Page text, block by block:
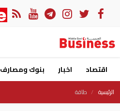
اقتصاد اخبار بنوك ومصارف
الرئيسية طاقة